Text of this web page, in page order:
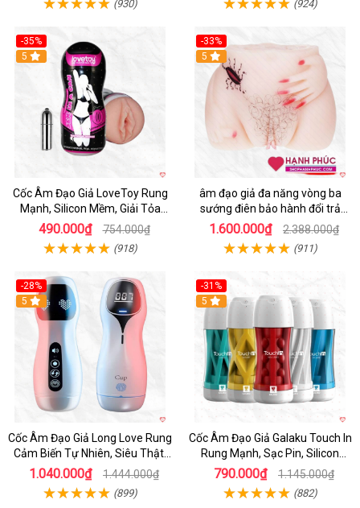
(930) (924)
-35%
5
Cốc Âm Đạo Giả LoveToy Rung
Mạnh, Silicon Mềm, Giải Tỏa
Sinh Lý
490.000₫ 754.000₫
(918)
-33%
5
âm đạo giả đa năng vòng ba
sướng điên bảo hành đổi trả
nhanh
1.600.000₫ 2.388.000₫
(911)
-28%
5
Cốc Âm Đạo Giả Long Love Rung
Cảm Biến Tự Nhiên, Siêu Thật,
Sướng
1.040.000₫ 1.444.000₫
(899)
-31%
Hot
5
Cốc Âm Đạo Giả Galaku Touch In
Rung Mạnh, Sạc Pin, Silicon
Mềm
790.000₫ 1.145.000₫
(882)